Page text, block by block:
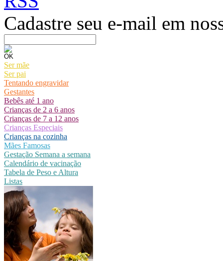
Cadastre seu e-mail em
Ser mãe
Ser pai
Tentando engravidar
Gestantes
Bebês até 1 ano
Crianças de 2 a 6 anos
Crianças de 7 a 12 anos
Crianças Especiais
Crianças na cozinha
Mães Famosas
Gestação Semana a semana
Calendário de vacinação
Tabela de Peso e Altura
Listas